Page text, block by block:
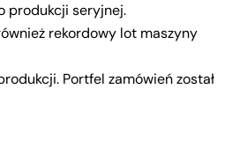
produkcji seryjnej.
rekordowy lot maszyny
Portfel zamówień został